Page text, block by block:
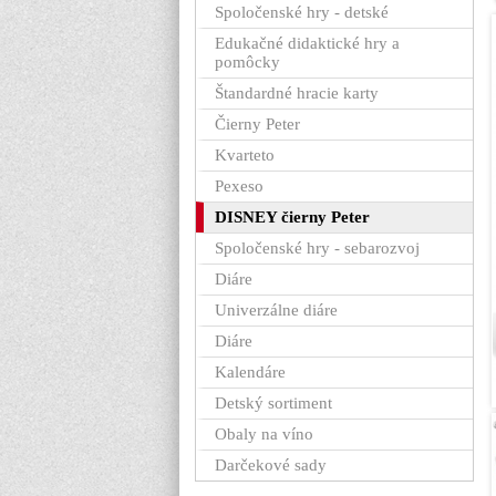
Spoločenské hry - detské
Edukačné didaktické hry a
pomôcky
Štandardné hracie karty
Čierny Peter
Kvarteto
Pexeso
DISNEY čierny Peter
Spoločenské hry - sebarozvoj
Diáre
Univerzálne diáre
Diáre
Kalendáre
Detský sortiment
Obaly na víno
Darčekové sady